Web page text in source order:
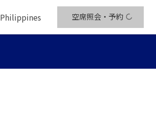
Philippines 空席照会・予約